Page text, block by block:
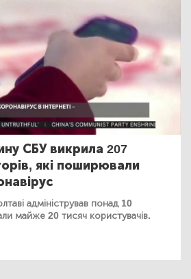
СБУ викрила 207
які поширювали
адміністрував понад 10
майже 20 тисяч користувачів.